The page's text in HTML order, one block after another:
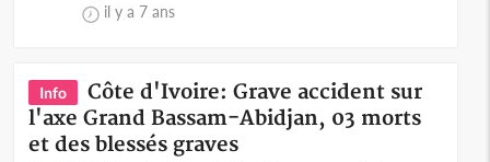
il y a 7 ans
Info
Côte d'Ivoire: Grave accident sur
l'axe Grand Bassam-Abidjan, 03 morts
et des blessés graves